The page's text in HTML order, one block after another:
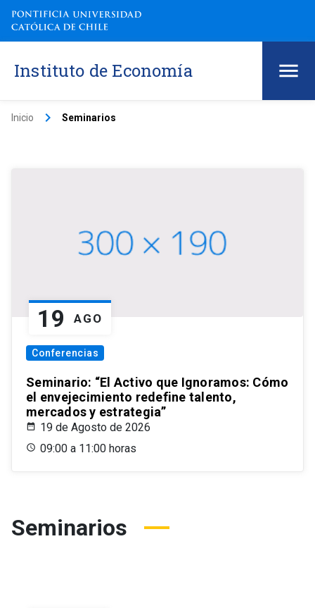
Instituto de Economía
Inicio keyboard_arrow_right Seminarios
19 AGO
Conferencias
Seminario: “El Activo que Ignoramos: Cómo
el envejecimiento redefine talento,
mercados y estrategia”
19 de Agosto de 2026
09:00 a 11:00 horas
Seminarios